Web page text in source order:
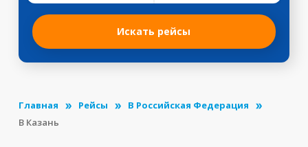
Искать рейсы
Главная Рейсы
В Российская Федерация
В Казань